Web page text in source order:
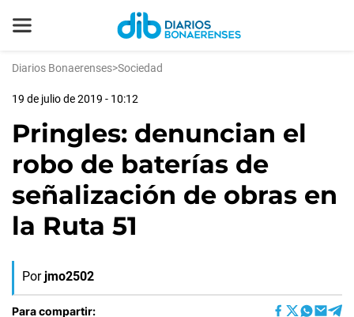
Diarios Bonaerenses>Sociedad
19 de julio de 2019 - 10:12
Pringles: denuncian el
robo de baterías de
señalización de obras en
la Ruta 51
Por jmo2502
Para compartir: